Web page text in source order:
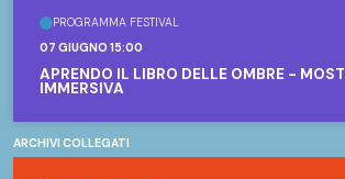
PROGRAMMA FESTIVAL
07 GIUGNO 15:00
APRENDO IL LIBRO DELLE OMBRE -
IMMERSIVA
ARCHIVI COLLEGATI
Umatic, pellicole cinematografiche,
per lo più da organizzazioni sindacali
torinese.
Gli archivi sono liberamente fruibili
piattaforma del Polo del‘900,